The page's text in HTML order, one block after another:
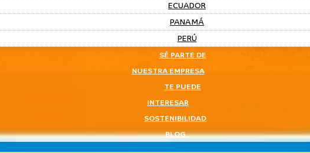
ECUADOR
PANAMÁ
PERÚ
SÉ PARTE DE
NUESTRA EMPRESA
TE PUEDE
INTERESAR
SOSTENIBILIDAD
BLOG